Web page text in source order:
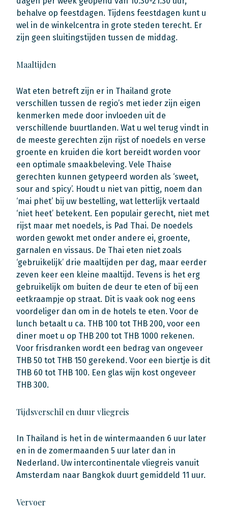
behalve op feestdagen. Tijdens feestdagen kunt u
wel in de winkelcentra in grote steden terecht. Er
zijn geen sluitingstijden tussen de middag.
Maaltijden
Wat eten betreft zijn er in Thailand grote
verschillen tussen de regio’s met ieder zijn eigen
kenmerken mede door invloeden uit de
verschillende buurtlanden. Wat u wel terug vindt in
de meeste gerechten zijn rijst of noedels en verse
groente en kruiden die kort bereidt worden voor
een optimale smaakbeleving. Vele Thaise
gerechten kunnen getypeerd worden als ‘sweet,
sour and spicy’. Houdt u niet van pittig, noem dan
‘mai phet’ bij uw bestelling, wat letterlijk vertaald
‘niet heet’ betekent. Een populair gerecht, niet met
rijst maar met noedels, is Pad Thai. De noedels
worden gewokt met onder andere ei, groente,
garnalen en vissaus. De Thai eten niet zoals
‘gebruikelijk’ drie maaltijden per dag, maar eerder
zeven keer een kleine maaltijd. Tevens is het erg
gebruikelijk om buiten de deur te eten of bij een
eetkraampje op straat. Dit is vaak ook nog eens
voordeliger dan om in de hotels te eten. Voor de
lunch betaalt u ca. THB 100 tot THB 200, voor een
diner moet u op THB 200 tot THB 1000 rekenen.
Voor frisdranken wordt een bedrag van ongeveer
THB 50 tot THB 150 gerekend. Voor een biertje is dit
THB 60 tot THB 100. Een glas wijn kost ongeveer
THB 300.
Tijdsverschil en duur vliegreis
In Thailand is het in de wintermaanden 6 uur later
en in de zomermaanden 5 uur later dan in
Nederland. Uw intercontinentale vliegreis vanuit
Amsterdam naar Bangkok duurt gemiddeld 11 uur.
Vervoer